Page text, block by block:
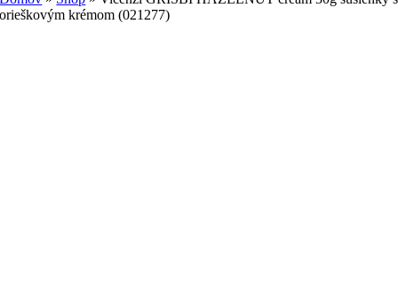
orieškovým krémom (021277)